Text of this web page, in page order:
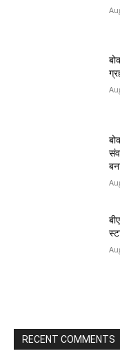
RECENT COMMENTS